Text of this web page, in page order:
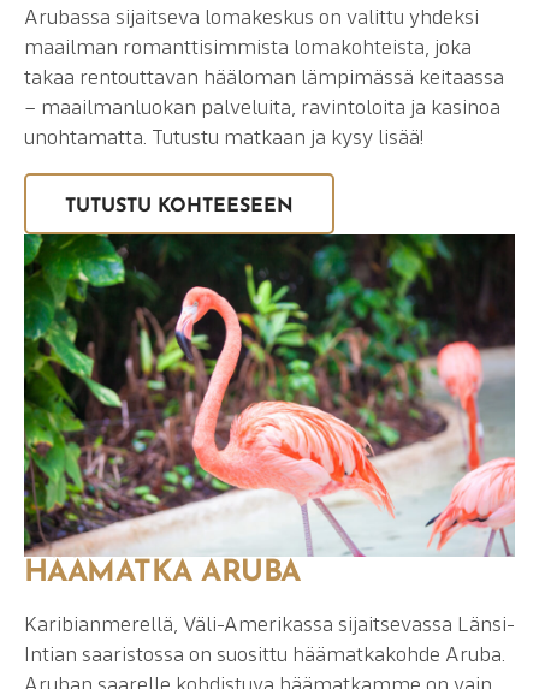
Arubassa sijaitseva lomakeskus on valittu yhdeksi
maailman romanttisimmista lomakohteista, joka
takaa rentouttavan hääloman lämpimässä keitaassa
– maailmanluokan palveluita, ravintoloita ja kasinoa
unohtamatta. Tutustu matkaan ja kysy lisää!
TUTUSTU KOHTEESEEN
HÄÄMATKA ARUBA
Karibianmerellä, Väli-Amerikassa sijaitsevassa Länsi-
Intian saaristossa on suosittu häämatkakohde Aruba.